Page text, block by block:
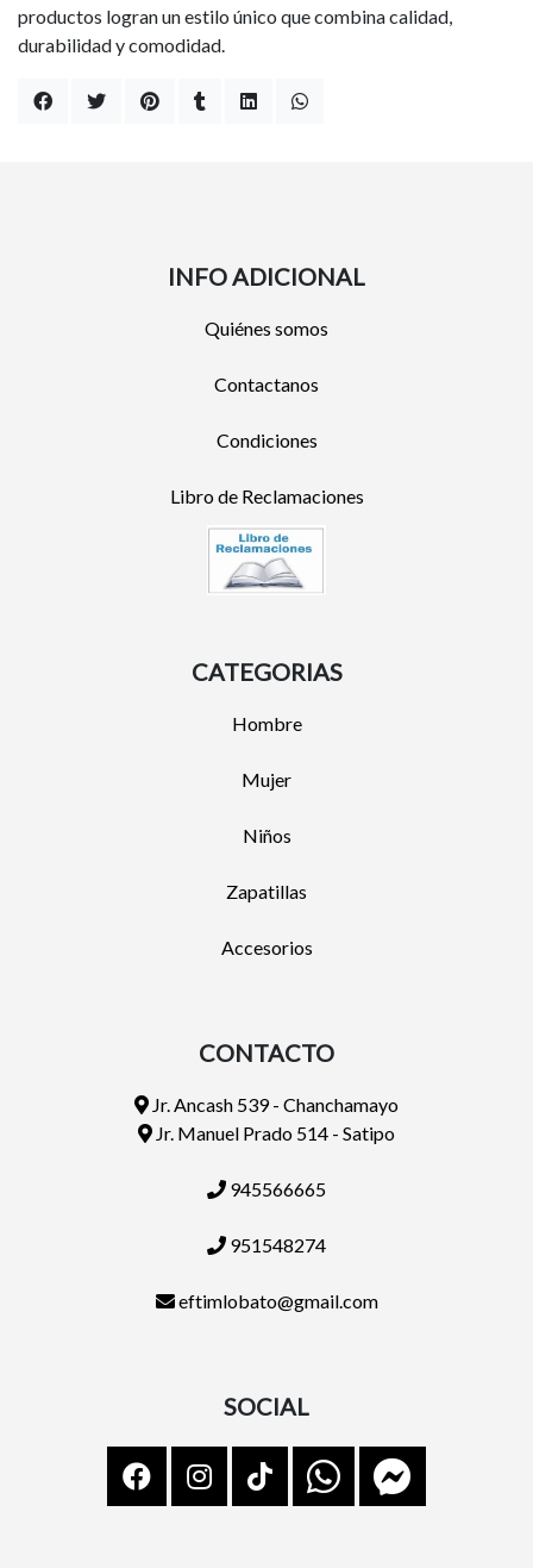
productos logran un estilo único que combina calidad,
durabilidad y comodidad.
INFO ADICIONAL
Quiénes somos
Contactanos
Condiciones
Libro de Reclamaciones
CATEGORIAS
Hombre
Mujer
Niños
Zapatillas
Accesorios
CONTACTO
Jr. Ancash 539 - Chanchamayo
Jr. Manuel Prado 514 - Satipo
945566665
951548274
eftimlobato@gmail.com
SOCIAL